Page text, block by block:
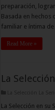
preparación,
Basada en hechos
familiar e íntima
Read More »
La
La Selección La
La Selección en su